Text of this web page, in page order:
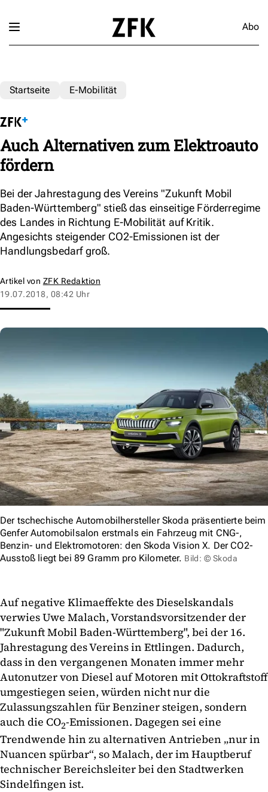
Abo
Startseite E-Mobilität
Auch Alternativen zum Elektroauto
fördern
Bei der Jahrestagung des Vereins "Zukunft Mobil
Baden-Württemberg" stieß das einseitige Förderregime
des Landes in Richtung E-Mobilität auf Kritik.
Angesichts steigender CO2-Emissionen ist der
Handlungsbedarf groß.
Artikel von ZFK Redaktion
19.07.2018, 08:42 Uhr
Der tschechische Automobilhersteller Skoda präsentierte beim
Genfer Automobilsalon erstmals ein Fahrzeug mit CNG-,
Benzin- und Elektromotoren: den Skoda Vision X. Der CO2-
Ausstoß liegt bei 89 Gramm pro Kilometer. Bild: © Skoda
Auf negative Klimaeffekte des Dieselskandals
verwies Uwe Malach, Vorstandsvorsitzender der
"Zukunft Mobil Baden-Württemberg", bei der 16.
Jahrestagung des Vereins in Ettlingen. Dadurch,
dass in den vergangenen Monaten immer mehr
Autonutzer von Diesel auf Motoren mit Ottokraftstoff
umgestiegen seien, würden nicht nur die
Zulassungszahlen für Benziner steigen, sondern
auch die CO2-Emissionen. Dagegen sei eine
Trendwende hin zu alternativen Antrieben „nur in
Nuancen spürbar“, so Malach, der im Hauptberuf
technischer Bereichsleiter bei den Stadtwerken
Sindelfingen ist.